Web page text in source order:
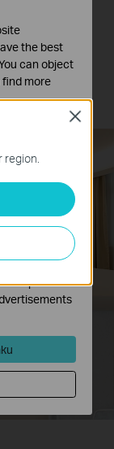
Close
the best
can object
find more
to function
activities on
the
our website
a profile of